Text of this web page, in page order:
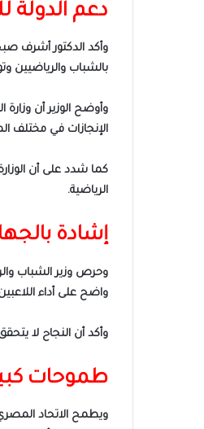
دعم الدولة
وأكد الدكتور أشرف
بالشباب والرياضيين
وأوضح الوزير أن
الإنجازات في مختلف
كما شدد على أن
الرياضية.
إشادة
وحرص وزير الشباب
واضح على أداء
وأكد أن النجاح لا
طموحات
ويطمح الاتحاد